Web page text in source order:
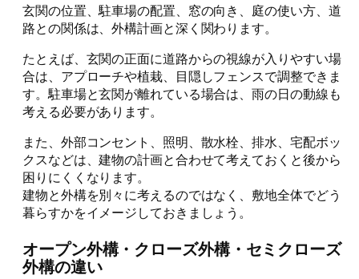
玄関の位置、駐車場の配置、窓の向き、庭の使い方、道
路との関係は、外構計画と深く関わります。
たとえば、玄関の正面に道路からの視線が入りやすい場
合は、アプローチや植栽、目隠しフェンスで調整できま
す。駐車場と玄関が離れている場合は、雨の日の動線も
考える必要があります。
また、外部コンセント、照明、散水栓、排水、宅配ボッ
クスなどは、建物の計画と合わせて考えておくと後から
困りにくくなります。
建物と外構を別々に考えるのではなく、敷地全体でどう
暮らすかをイメージしておきましょう。
オープン外構・クローズ外構・セミクローズ
外構の違い